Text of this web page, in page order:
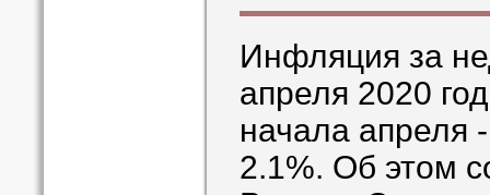
Инфляция за
апреля 2020
начала апреля
2.1%. Об этом